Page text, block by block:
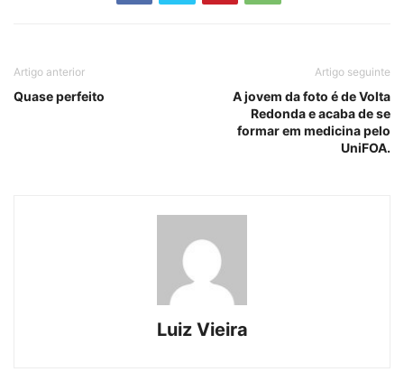
Artigo anterior
Quase perfeito
Artigo seguinte
A jovem da foto é de Volta
Redonda e acaba de se
formar em medicina pelo
UniFOA.
Luiz Vieira